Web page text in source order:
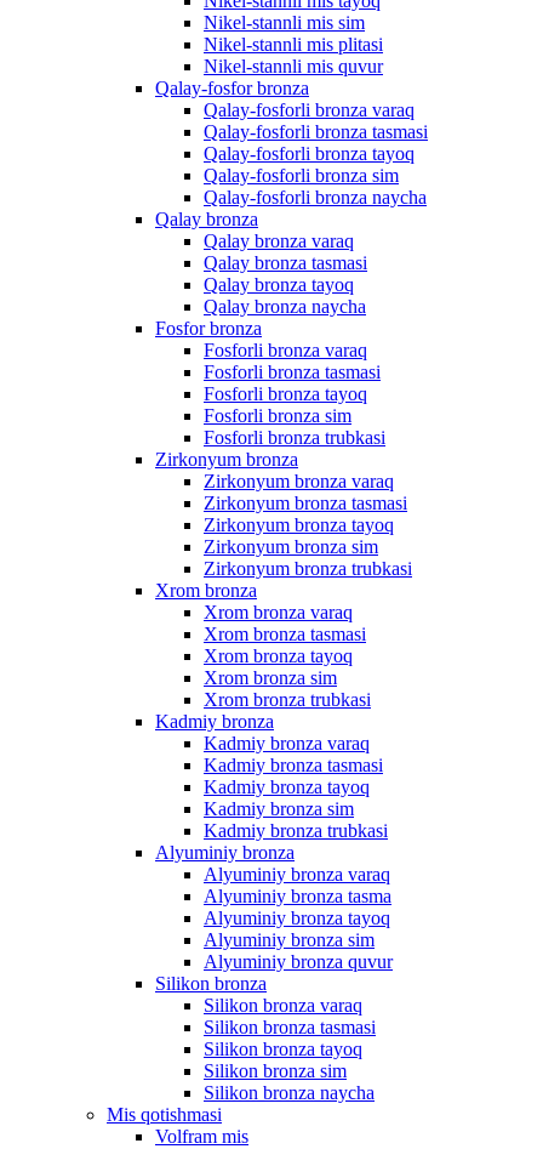
Nikel-stannli mis sim
Nikel-stannli mis plitasi
Nikel-stannli mis quvur
Qalay-fosfor bronza
Qalay-fosforli bronza varaq
Qalay-fosforli bronza tasmasi
Qalay-fosforli bronza tayoq
Qalay-fosforli bronza sim
Qalay-fosforli bronza naycha
Qalay bronza
Qalay bronza varaq
Qalay bronza tasmasi
Qalay bronza tayoq
Qalay bronza naycha
Fosfor bronza
Fosforli bronza varaq
Fosforli bronza tasmasi
Fosforli bronza tayoq
Fosforli bronza sim
Fosforli bronza trubkasi
Zirkonyum bronza
Zirkonyum bronza varaq
Zirkonyum bronza tasmasi
Zirkonyum bronza tayoq
Zirkonyum bronza sim
Zirkonyum bronza trubkasi
Xrom bronza
Xrom bronza varaq
Xrom bronza tasmasi
Xrom bronza tayoq
Xrom bronza sim
Xrom bronza trubkasi
Kadmiy bronza
Kadmiy bronza varaq
Kadmiy bronza tasmasi
Kadmiy bronza tayoq
Kadmiy bronza sim
Kadmiy bronza trubkasi
Alyuminiy bronza
Alyuminiy bronza varaq
Alyuminiy bronza tasma
Alyuminiy bronza tayoq
Alyuminiy bronza sim
Alyuminiy bronza quvur
Silikon bronza
Silikon bronza varaq
Silikon bronza tasmasi
Silikon bronza tayoq
Silikon bronza sim
Silikon bronza naycha
Mis qotishmasi
Volfram mis